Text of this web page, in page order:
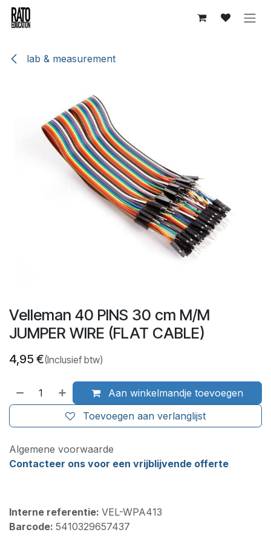
Overslaan naar inhoud
lab & measurement
Velleman 40 PINS 30 cm M/M
JUMPER WIRE (FLAT CABLE)
4,95 €(Inclusief btw)
Aan winkelmandje toevoegen
Toevoegen aan verlanglijst
Algemene voorwaarde
Contacteer ons voor een vrijblijvende offerte
Interne referentie: VEL-WPA413
Barcode: 5410329657437